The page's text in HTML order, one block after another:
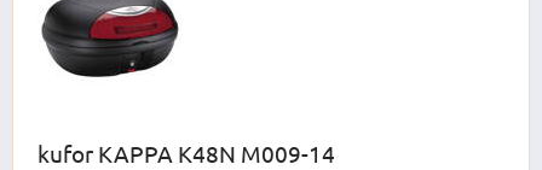
kufor KAPPA K48N M009-14